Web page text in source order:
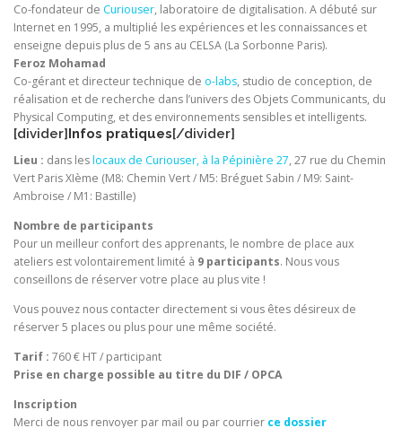
Co-fondateur de Curiouser, laboratoire de digitalisation. A débuté sur
Internet en 1995, a multiplié les expériences et les connaissances et
enseigne depuis plus de 5 ans au CELSA (La Sorbonne Paris).
Feroz Mohamad
Co-gérant et directeur technique de o-labs, studio de conception, de
réalisation et de recherche dans l’univers des Objets Communicants, du
Physical Computing, et des environnements sensibles et intelligents.
[divider]Infos pratiques[/divider]
Lieu : dans leslocaux de Curiouser, à la Pépinière 27, 27 rue du Chemin
Vert Paris XIème (M8: Chemin Vert / M5: Bréguet Sabin / M9: Saint-
Ambroise / M1: Bastille)
Nombre de participants
Pour un meilleur confort des apprenants, le nombre de place aux
ateliers est volontairement limité à 9 participants. Nous vous
conseillons de réserver votre place au plus vite !
Vous pouvez nous contacter directement si vous êtes désireux de
réserver 5 places ou plus pour une même société.
Tarif : 760 € HT / participant
Prise en charge possible au titre du DIF / OPCA
Inscription
Merci de nous renvoyer par mail ou par courrier ce dossier